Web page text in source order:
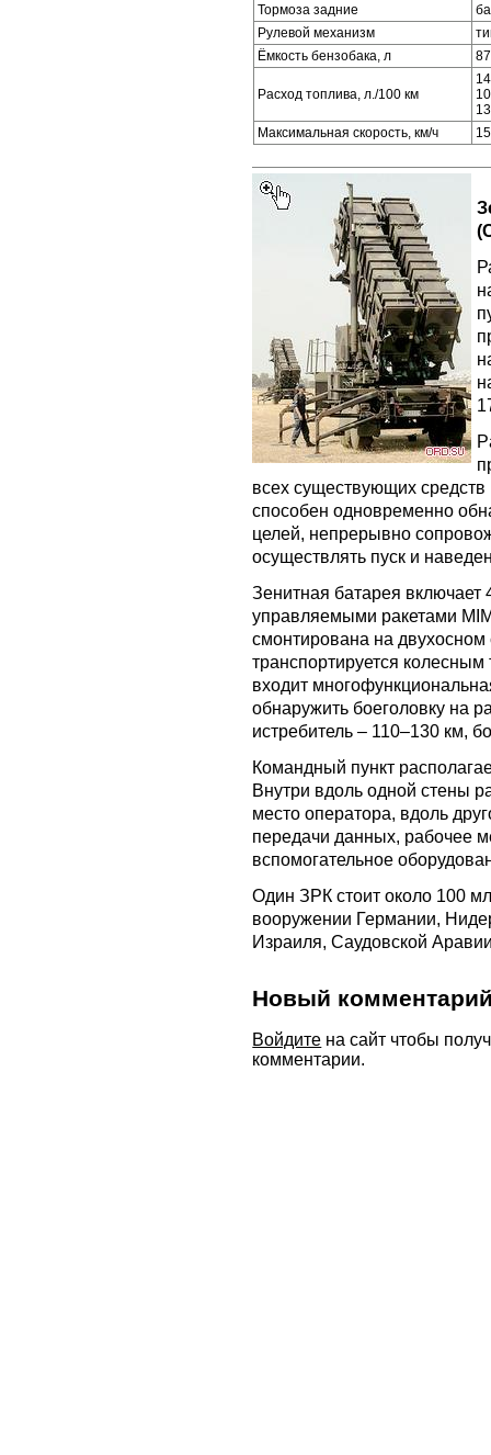
Тормоза задние
Рулевой механизм
Ёмкость бензобака, л
87
Расход топлива, л./100 км
Максимальная скорость, км/ч
всех существующих
способен одновременно
целей, непрерывно
осуществлять пуск и
Зенитная батарея включает
управляемыми ракетами
смонтирована на
транспортируется
входит
обнаружить боеголовку на
истребитель – 110–130 км,
Командный пункт
Внутри вдоль одной стены
место оператора, вдоль
передачи данных, рабочее
вспомогательное
Один ЗРК стоит около 100
вооружении Германии,
Израиля, Саудовской
Новый
Войдите на сайт чтобы
комментарии.